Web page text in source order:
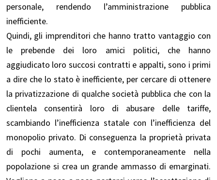
personale, rendendo l’amministrazione pubblica
inefficiente.
Quindi, gli imprenditori che hanno tratto vantaggio con
le prebende dei loro amici politici, che hanno
aggiudicato loro succosi contratti e appalti, sono i primi
a dire che lo stato è inefficiente, per cercare di ottenere
la privatizzazione di qualche società pubblica che con la
clientela consentirà loro di abusare delle tariffe,
scambiando l’inefficienza statale con l’inefficienza del
monopolio privato. Di conseguenza la proprietà privata
di pochi aumenta, e contemporaneamente nella
popolazione si crea un grande ammasso di emarginati.